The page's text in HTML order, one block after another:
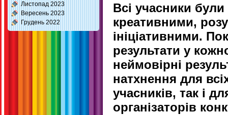
Листопад 2023
Вересень 2023
Грудень 2022
Всі учасники
креативними,
ініціативними.
результати у
неймовірні
натхнення для
учасників, так і
організаторів